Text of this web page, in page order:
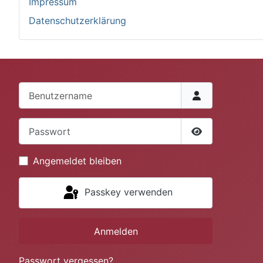
Datenschutzerklärung
Passwort
Angemeldet bleiben
Passkey verwenden
Anmelden